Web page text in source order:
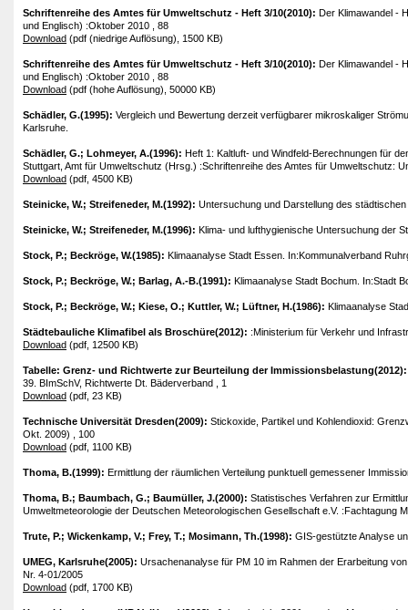
Schriftenreihe des Amtes für Umweltschutz - Heft 3/10(2010): Der Klimawandel -
und Englisch) :Oktober 2010 , 88
Download (pdf (niedrige Auflösung), 1500 KB)
Schriftenreihe des Amtes für Umweltschutz - Heft 3/10(2010): Der Klimawandel -
und Englisch) :Oktober 2010 , 88
Download (pdf (hohe Auflösung), 50000 KB)
Schädler, G.(1995): Vergleich und Bewertung derzeit verfügbarer mikroskaliger
Karlsruhe.
Schädler, G.; Lohmeyer, A.(1996): Heft 1: Kaltluft- und Windfeld-Berechnungen für
Stuttgart, Amt für Umweltschutz (Hrsg.) :Schriftenreihe des Amtes für Umweltschutz:
Download (pdf, 4500 KB)
Steinicke, W.; Streifeneder, M.(1992): Untersuchung und Darstellung des
Steinicke, W.; Streifeneder, M.(1996): Klima- und lufthygienische Untersuchung der
Stock, P.; Beckröge, W.(1985): Klimaanalyse Stadt Essen. In:Kommunalverband
Stock, P.; Beckröge, W.; Barlag, A.-B.(1991): Klimaanalyse Stadt Bochum. In:Stadt
Stock, P.; Beckröge, W.; Kiese, O.; Kuttler, W.; Lüftner, H.(1986): Klimaanalyse
Städtebauliche Klimafibel als Broschüre(2012): :Ministerium für Verkehr und
Download (pdf, 12500 KB)
Tabelle: Grenz- und Richtwerte zur Beurteilung der
39. BImSchV, Richtwerte Dt. Bäderverband , 1
Download (pdf, 23 KB)
Technische Universität Dresden(2009): Stickoxide, Partikel und Kohlendioxid:
Okt. 2009) , 100
Download (pdf, 1100 KB)
Thoma, B.(1999): Ermittlung der räumlichen Verteilung punktuell gemessener
Thoma, B.; Baumbach, G.; Baumüller, J.(2000): Statistisches Verfahren zur
Umweltmeteorologie der Deutschen Meteorologischen Gesellschaft e.V. :Fachtagung
Trute, P.; Wickenkamp, V.; Frey, T.; Mosimann, Th.(1998): GIS-gestützte Analyse
UMEG, Karlsruhe(2005): Ursachenanalyse für PM 10 im Rahmen der Erarbeitung
Nr. 4-01/2005
Download (pdf, 1700 KB)